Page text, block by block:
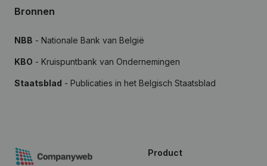
Bronnen
NBB - Nationale Bank van België
KBO - Kruispuntbank van Ondernemingen
Staatsblad - Publicaties in het Belgisch Staatsblad
Product